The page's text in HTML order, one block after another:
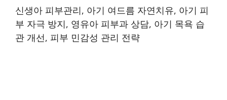
신생아 피부관리, 아기 여드름 자연치유, 아기 피
부 자극 방지, 영유아 피부과 상담, 아기 목욕 습
관 개선, 피부 민감성 관리 전략